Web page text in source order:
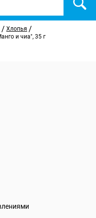
/ Хлопья /
и чиа", 35 г